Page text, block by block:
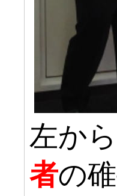
左か
者の